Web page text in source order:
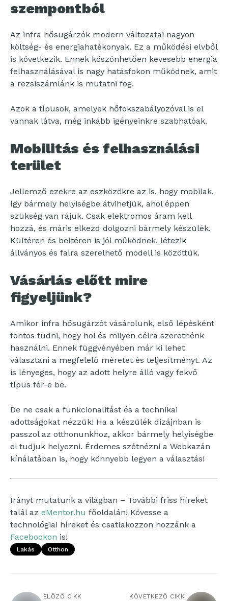
szempontból
Az infra hősugárzók modern változatai nagyon
költség- és energiahatékonyak. Ez a működési elvből
is következik. Ennek köszönhetően kevesebb energia
felhasználásával is nagy hatásfokon működnek, amit
a rezsiszámlánk is mutatni fog.
Azok a típusok, amelyek hőfokszabályozóval is el
vannak látva, még inkább igényeinkre szabhatóak.
Mobilitás és felhasználási
terület
Jellemző ezekre az eszközökre az is, hogy mobilak,
így bármely helyiségbe átvihetjük, ahol éppen
szükség van rájuk. Csak elektromos áram kell
hozzá, és máris elkezd dolgozni bármely készülék.
Kültéren és beltéren is jól működnek, létezik
állványos és falra szerelhető modell is közöttük.
Vásárlás előtt mire
figyeljünk?
Amikor infra hősugárzót vásárolunk, első lépésként
fontos tudni, hogy hol és milyen célra szeretnénk
használni. Ennek függvényében már ki lehet
választani a megfelelő méretet és teljesítményt. Az
is lényeges, hogy az adott helyre álló vagy fekvő
típus fér-e be.
De ne csak a funkcionalitást és a technikai
adottságokat nézzük! Ha a készülék dizájnban is
passzol az otthonunkhoz, akkor bármely helyiségbe
el tudjuk helyezni. Érdemes szétnézni a Webkazán
kínálatában is, hogy könnyebb legyen a választás!
Irányt mutatunk a világban – További friss híreket
talál az eMentor.hu főoldalán! Kövesse a
technológiai híreket és csatlakozzon hozzánk a
Facebookon is!
Lakás Otthon
ELŐZŐ CIKK KÖVETKEZŐ CIKK